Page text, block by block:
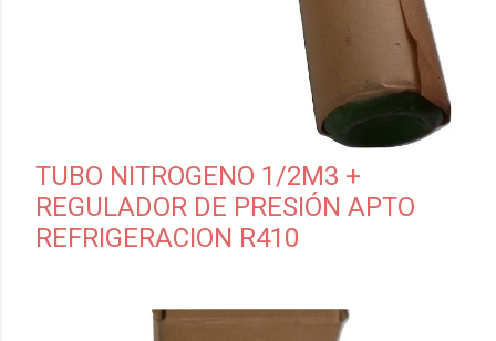
TUBO NITROGENO 1/2M3 +
REGULADOR DE PRESIÓN APTO
REFRIGERACION R410